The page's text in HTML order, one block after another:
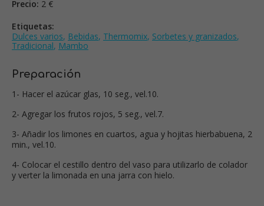
Precio: 2 €
Etiquetas:
Dulces varios, Bebidas, Thermomix, Sorbetes y granizados,
Tradicional, Mambo
Preparación
1- Hacer el azúcar glas, 10 seg., vel.10.
2- Agregar los frutos rojos, 5 seg., vel.7.
3- Añadir los limones en cuartos, agua y hojitas hierbabuena, 2
min., vel.10.
4- Colocar el cestillo dentro del vaso para utilizarlo de colador
y verter la limonada en una jarra con hielo.